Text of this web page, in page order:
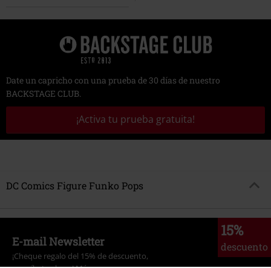
Date un capricho con una prueba de 30 días de nuestro
BACKSTAGE CLUB.
¡Activa tu prueba gratuita!
DC Comics Figure Funko Pops
15%
descuento
E-mail Newsletter
¡Cheque regalo del 15% de descuento,